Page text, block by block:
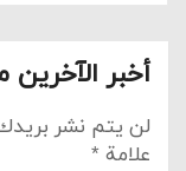
أخبر الآخرين
لن يتم نشر
علامة *